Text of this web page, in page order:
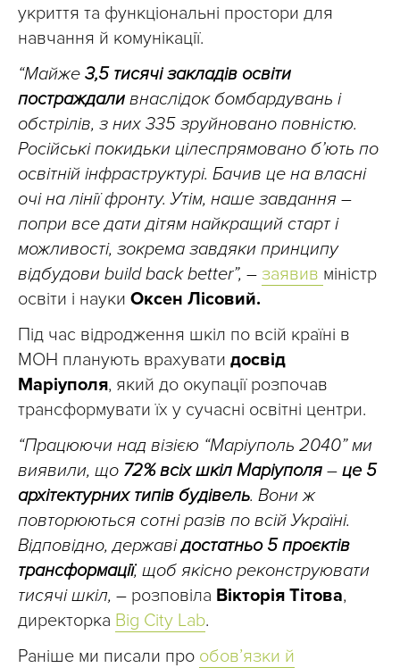
укриття та функціональні простори для
навчання й комунікації.
“Майже 3,5 тисячі закладів освіти
постраждали внаслідок бомбардувань і
обстрілів, з них 335 зруйновано повністю.
Російські покидьки цілеспрямовано б’ють по
освітній інфраструктурі. Бачив це на власні
очі на лінії фронту. Утім, наше завдання –
попри все дати дітям найкращий старт і
можливості, зокрема завдяки принципу
відбудови build back better”, – заявив міністр
освіти і науки Оксен Лісовий.
Під час відродження шкіл по всій країні в
МОН планують врахувати досвід
Маріуполя, який до окупації розпочав
трансформувати їх у сучасні освітні центри.
“Працюючи над візією “Маріуполь 2040” ми
виявили, що 72% всіх шкіл Маріуполя – це 5
архітектурних типів будівель. Вони ж
повторюються сотні разів по всій Україні.
Відповідно, державідостатньо 5 проєктів
трансформації, щоб якісно реконструювати
тисячі шкіл, – розповіла Вікторія Тітова,
директорка Big City Lab.
Раніше ми писали про обов’язки й